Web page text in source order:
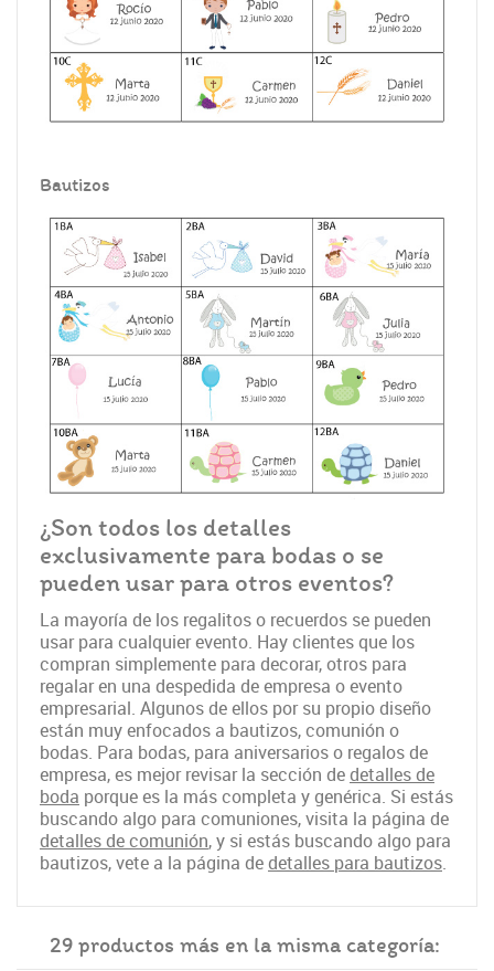
Bautizos
¿Son todos los detalles
exclusivamente para bodas o se
pueden usar para otros eventos?
La mayoría de los regalitos o recuerdos se pueden
usar para cualquier evento. Hay clientes que los
compran simplemente para decorar, otros para
regalar en una despedida de empresa o evento
empresarial. Algunos de ellos por su propio diseño
están muy enfocados a bautizos, comunión o
bodas. Para bodas, para aniversarios o regalos de
empresa, es mejor revisar la sección dedetalles de
boda porque es la más completa y genérica. Si estás
buscando algo para comuniones, visita la página de
detalles de comunión, y si estás buscando algo para
bautizos, vete a la página dedetalles para bautizos.
29 productos más en la misma categoría: